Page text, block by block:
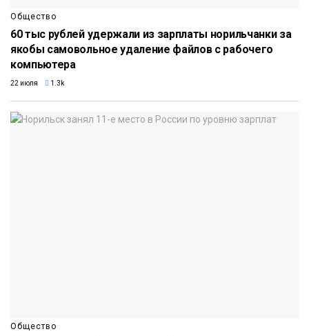
Общество
60 тыс рублей удержали из зарплаты норильчанки за
якобы самовольное удаление файлов с рабочего
компьютера
22 июля 1.3k
Общество